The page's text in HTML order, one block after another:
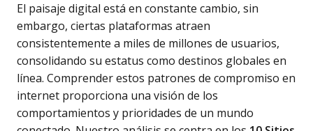
El paisaje digital está en constante cambio, sin
embargo, ciertas plataformas atraen
consistentemente a miles de millones de usuarios,
consolidando su estatus como destinos globales en
línea. Comprender estos patrones de compromiso en
internet proporciona una visión de los
comportamientos y prioridades de un mundo